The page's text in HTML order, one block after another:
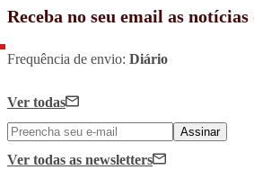
Receba no seu email as
Frequência de envio: Diário
Ver todas
Assinar
Ver todas as newsletters